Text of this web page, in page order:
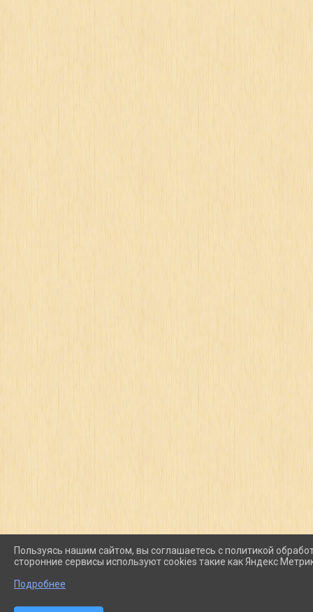
Пользуясь нашим сайтом, вы соглашаетесь с политикой
сторонние сервисы используют cookies такие как Яндекс
Подробнее